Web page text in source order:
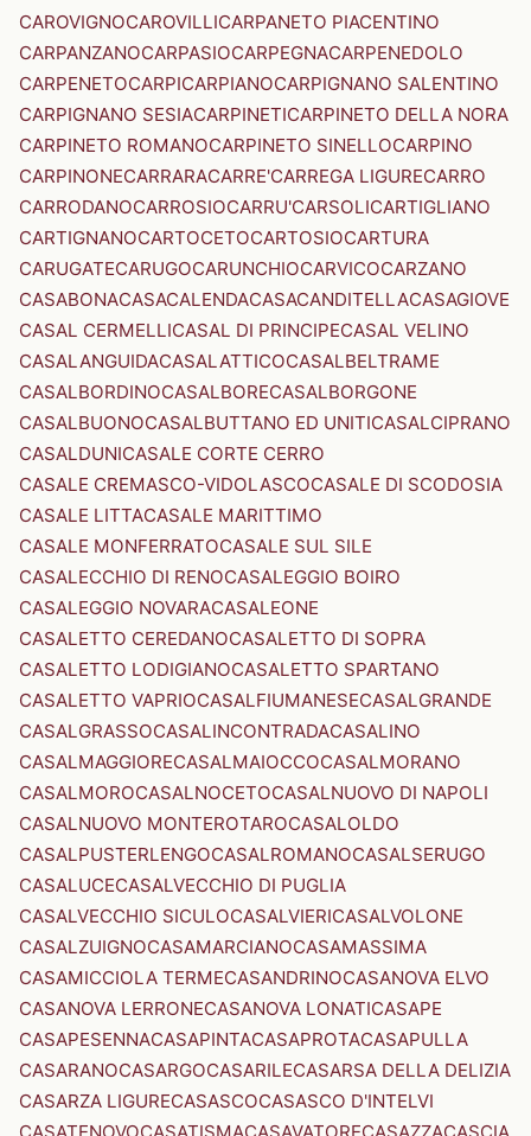
CAROVIGNOCAROVILLICARPANETO PIACENTINO
CARPANZANOCARPASIOCARPEGNACARPENEDOLO
CARPENETOCARPICARPIANOCARPIGNANO SALENTINO
CARPIGNANO SESIACARPINETICARPINETO DELLA NORA
CARPINETO ROMANOCARPINETO SINELLOCARPINO
CARPINONECARRARACARRE'CARREGA LIGURECARRO
CARRODANOCARROSIOCARRU'CARSOLICARTIGLIANO
CARTIGNANOCARTOCETOCARTOSIOCARTURA
CARUGATECARUGOCARUNCHIOCARVICOCARZANO
CASABONACASACALENDACASACANDITELLACASAGIOVE
CASAL CERMELLICASAL DI PRINCIPECASAL VELINO
CASALANGUIDACASALATTICOCASALBELTRAME
CASALBORDINOCASALBORECASALBORGONE
CASALBUONOCASALBUTTANO ED UNITICASALCIPRANO
CASALDUNICASALE CORTE CERRO
CASALE CREMASCO-VIDOLASCOCASALE DI SCODOSIA
CASALE LITTACASALE MARITTIMO
CASALE MONFERRATOCASALE SUL SILE
CASALECCHIO DI RENOCASALEGGIO BOIRO
CASALEGGIO NOVARACASALEONE
CASALETTO CEREDANOCASALETTO DI SOPRA
CASALETTO LODIGIANOCASALETTO SPARTANO
CASALETTO VAPRIOCASALFIUMANESECASALGRANDE
CASALGRASSOCASALINCONTRADACASALINO
CASALMAGGIORECASALMAIOCCOCASALMORANO
CASALMOROCASALNOCETOCASALNUOVO DI NAPOLI
CASALNUOVO MONTEROTAROCASALOLDO
CASALPUSTERLENGOCASALROMANOCASALSERUGO
CASALUCECASALVECCHIO DI PUGLIA
CASALVECCHIO SICULOCASALVIERICASALVOLONE
CASALZUIGNOCASAMARCIANOCASAMASSIMA
CASAMICCIOLA TERMECASANDRINOCASANOVA ELVO
CASANOVA LERRONECASANOVA LONATICASAPE
CASAPESENNACASAPINTACASAPROTACASAPULLA
CASARANOCASARGOCASARILECASARSA DELLA DELIZIA
CASARZA LIGURECASASCOCASASCO D'INTELVI